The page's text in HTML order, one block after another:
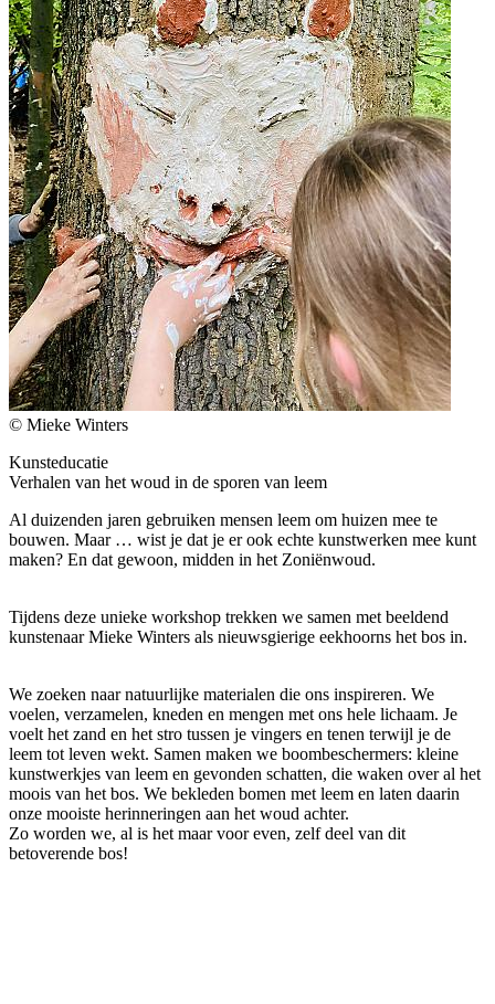
© Mieke Winters
Kunsteducatie
Verhalen van het woud in de sporen van leem
Al duizenden jaren gebruiken mensen leem om huizen mee te
bouwen. Maar … wist je dat je er ook echte kunstwerken mee kunt
maken? En dat gewoon, midden in het Zoniënwoud.
Tijdens deze unieke workshop trekken we samen met beeldend
kunstenaar Mieke Winters als nieuwsgierige eekhoorns het bos in.
We zoeken naar natuurlijke materialen die ons inspireren. We
voelen, verzamelen, kneden en mengen met ons hele lichaam. Je
voelt het zand en het stro tussen je vingers en tenen terwijl je de
leem tot leven wekt. Samen maken we boombeschermers: kleine
kunstwerkjes van leem en gevonden schatten, die waken over al het
moois van het bos. We bekleden bomen met leem en laten daarin
onze mooiste herinneringen aan het woud achter.
Zo worden we, al is het maar voor even, zelf deel van dit
betoverende bos!